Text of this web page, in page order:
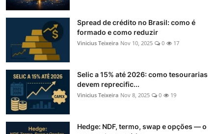
Spread de crédito no Brasil: como é
formado e como reduzir
Vinicius Teixeira Nov 10, 2025 0 17
Selic a 15% até 2026: como tesourarias
devem reprecific...
Vinicius Teixeira Nov 8, 2025 0 19
Hedge: NDF, termo, swap e opções — o